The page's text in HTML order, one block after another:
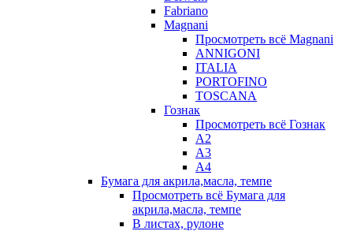
Fabriano
Magnani
Просмотреть всё Magnani
ANNIGONI
ITALIA
PORTOFINO
TOSCANA
Гознак
Просмотреть всё Гознак
А2
А3
А4
Бумага для акрила,масла, темпе
Просмотреть всё Бумага для
акрила,масла, темпе
В листах, рулоне